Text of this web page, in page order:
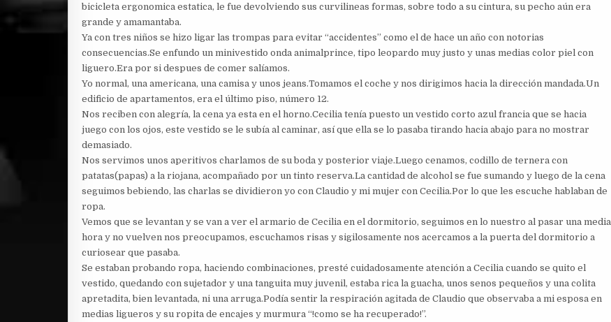
bicicleta ergonomica estatica, le fue devolviendo sus curvilineas formas, sobre todo a su cintura, su pecho aún era
grande y amamantaba.
Ya con tres niños se hizo ligar las trompas para evitar “accidentes” como el de hace un año con notorias
consecuencias.Se enfundo un minivestido onda animalprince, tipo leopardo muy justo y unas medias color piel con
liguero.Era por si despues de comer salíamos.
Yo normal, una americana, una camisa y unos jeans.Tomamos el coche y nos dirigimos hacia la dirección mandada.Un
edificio de apartamentos, era el último piso, número 12.
Nos reciben con alegría, la cena ya esta en el horno.Cecilia tenía puesto un vestido corto azul francia que se hacia
juego con los ojos, este vestido se le subía al caminar, así que ella se lo pasaba tirando hacia abajo para no mostrar
demasiado.
Nos servimos unos aperitivos charlamos de su boda y posterior viaje.Luego cenamos, codillo de ternera con
patatas(papas) a la riojana, acompañado por un tinto reserva.La cantidad de alcohol se fue sumando y luego de la cena
seguimos bebiendo, las charlas se dividieron yo con Claudio y mi mujer con Cecilia.Por lo que les escuche hablaban de
ropa.
Vemos que se levantan y se van a ver el armario de Cecilia en el dormitorio, seguimos en lo nuestro al pasar una media
hora y no vuelven nos preocupamos, escuchamos risas y sigilosamente nos acercamos a la puerta del dormitorio a
curiosear que pasaba.
Se estaban probando ropa, haciendo combinaciones, presté cuidadosamente atención a Cecilia cuando se quito el
vestido, quedando con sujetador y una tanguita muy juvenil, estaba rica la guacha, unos senos pequeños y una colita
apretadita, bien levantada, ni una arruga.Podía sentir la respiración agitada de Claudio que observaba a mi esposa en
medias ligueros y su ropita de encajes y murmura “!como se ha recuperado!”.